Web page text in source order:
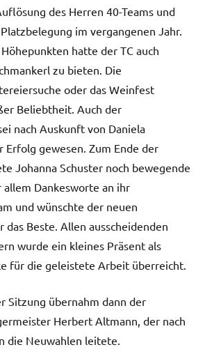
des Herren 40-Teams und
im vergangenen Jahr.
hatte der TC auch
zu bieten. Die
oder das Weinfest
Beliebtheit. Auch der
nach Auskunft von Daniela
Erfolg gewesen. Zum Ende der
Johanna Schuster noch bewegende
allem Dankesworte an ihr
und wünschte der neuen
Beste. Allen ausscheidenden
wurde ein kleines Präsent als
für die geleistete Arbeit überreicht.
Sitzung übernahm dann der
Herbert Altmann, der nach
die Neuwahlen leitete.